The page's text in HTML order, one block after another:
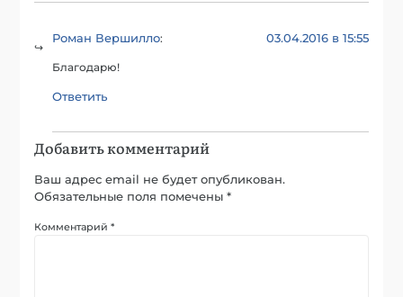
Роман Вершилло: 03.04.2016 в 15:55
Благодарю!
Ответить
Добавить комментарий
Ваш адрес email не будет опубликован.
Обязательные поля помечены*
Комментарий*